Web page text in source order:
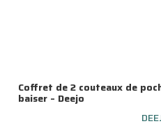
Coffret de 2 couteaux de
baiser – Deejo